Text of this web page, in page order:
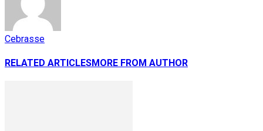
Cebrasse
RELATED ARTICLESMORE FROM AUTHOR